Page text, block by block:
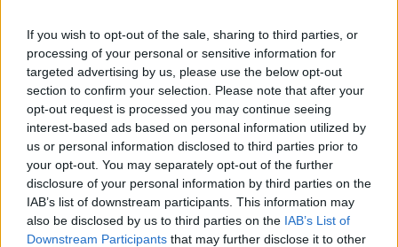
If you wish to opt-out of the sale, sharing to third parties, or
processing of your personal or sensitive information for
targeted advertising by us, please use the below opt-out
section to confirm your selection. Please note that after your
opt-out request is processed you may continue seeing
interest-based ads based on personal information utilized by
us or personal information disclosed to third parties prior to
your opt-out. You may separately opt-out of the further
disclosure of your personal information by third parties on the
IAB’s list of downstream participants. This information may
also be disclosed by us to third parties on the IAB’s List of
Downstream Participants that may further disclose it to other
Adultescenza
Homo imbecillis
​4 anni di Blog
Quando il silenzio è aggressivo
​Il passato, questo conosciuto!
​Clima ballerino e sbalzi d’umore
La maternità
​L’uomo o l’orso?
Non hanno un amico a teatro​
​Tutta una questione di rispetto
​Cose che ci esauriscono
​Vespa che passione!